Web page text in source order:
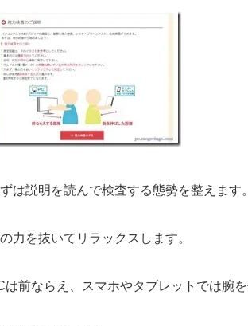
は説明を読んで検査する態勢を整えます。
力を抜いてリラックスします。
は前ならえ、スマホやタブレットでは腕